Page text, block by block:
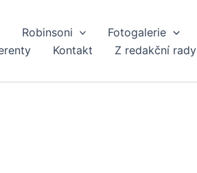
Robinsoni Fotogalerie
Kontakt Z redakční rady